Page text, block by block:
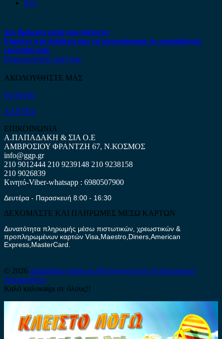
Xev
Δεν βρήκατε αυτό που ψάχνετε;
Είμαστε στη διάθεση σας να απαντήσουμε σε οποιαδήποτε
ερώτηση σας.
Επικοινωνήστε μαζί μας
ΑΚΟΛΟΥΘΗΣΤΕ ΜΑΣ
Facebook
ΧΑΡΤΗΣ
ΕΠΙΚΟΙΝΩΝΙΑ
Α.ΠΑΠΑΔΑΚΗ & ΣΙΑ Ο.Ε
ΑΜΒΡΟΣΙΟΥ ΦΡΑΝΤΖΗ 67, Ν.ΚΟΣΜΟΣ
info@ggp.gr
210 9012444 210 9239148 210 9238158
210 9026839
Κινητό-Viber-whatsapp : 6980507900
Δευτέρα - Παρασκευή 8:00 - 16:30
ΔΕΧΟΜΑΣΤΕ ΚΑΙ ΠΛΗΡΩΜΕΣ ΜΕΣΩ ΚΑΡΤΩΝ
Δυνατότητα πληρωμής μέσω πιστωτικών, χρεωστικών &
προπληρωμένων καρτών Visa,Maestro,Diners,American
Express,MasterCard.
© 2026 antalaktika-online.eu Μεταχειρισμένα Ανταλλακτικά
Αυτοκινήτων
Καλό καλοκαίρι σε όλους!!